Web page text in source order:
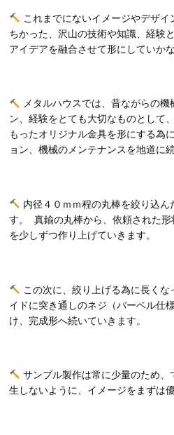
これまでにないイメージやデザ
ちかった、沢山の技術や知識、経験
アイデアを融合させて形にしていか
メタルハウスでは、昔ながらの
ン、経験をとても大切なものとして
もったオリジナル金具を形にする為
ョン、機械のメンテナンスを地道に
内径４０ｍｍ程の丸棒を絞り込
す。 真鍮の丸棒から、依頼された
を少しずつ作り上げていきます。
この次に、絞り上げる為に長く
イドに突き通しのネジ（バーベル仕
け、完成形へ続いていきます。
サンプル製作は常に少量のため
生しないように、イメージをまずは